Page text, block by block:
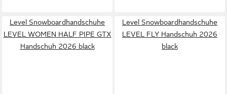
Level Snowboardhandschuhe
LEVEL WOMEN HALF PIPE GTX
Handschuh 2026 black
Level Snowboardhandschuhe
LEVEL FLY Handschuh 2026
black